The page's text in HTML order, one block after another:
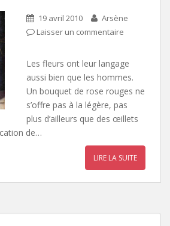
19 avril 2010
Arsène
Laisser un commentaire
Les fleurs ont leur langage
aussi bien que les hommes.
Un bouquet de rose rouges ne
s’offre pas à la légère, pas
plus d’ailleurs que des œillets
de…
LIRE LA SUITE